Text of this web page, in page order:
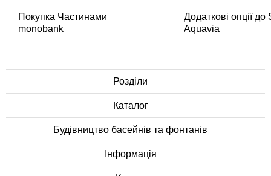
Покупка Частинами
monobank
Додаткові опції
Aquavia
Розділи
Каталог
Будівництво басейнів та фонтанів
Інформація